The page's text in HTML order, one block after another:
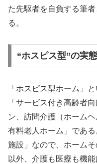
た先駆者を自負する筆
る。
“ホスピス型”の実
「ホスピス型ホーム」
「サービス付き高齢者
ン、訪問介護（ホーム
有料老人ホーム」であ
施設」なので、ホーム
以外、介護も医療も機